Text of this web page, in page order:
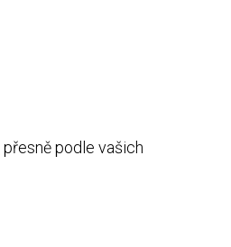
přesně podle vašich